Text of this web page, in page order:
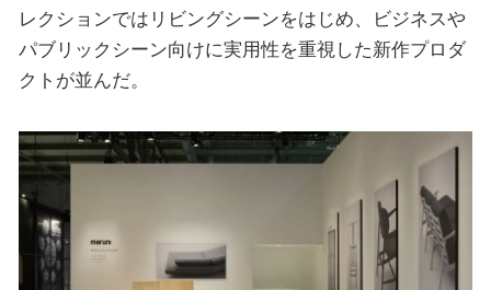
レクションではリビングシーンをはじめ、ビジネスや
パブリックシーン向けに実用性を重視した新作プロダ
クトが並んだ。